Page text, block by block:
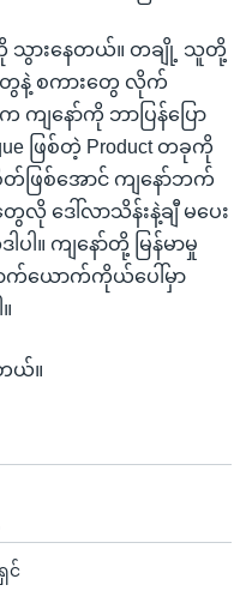
းကို သွားနေတယ်။ တချို့ သူတို့
နဲ့ စကားတွေ လိုက်
နော်ကို ဘာပြန်ပြော
ဖြစ်တဲ့ Product တခုကို
ဖြစ်အောင် ကျနော်ဘက်
လို ဒေါ်လာသိန်းနဲ့ချီ မပေး
ါ။ ကျနော်တို့ မြန်မာမှု
ာက်ယောက်ကိုယ်ပေါ်မှာ
တယ်။
င်